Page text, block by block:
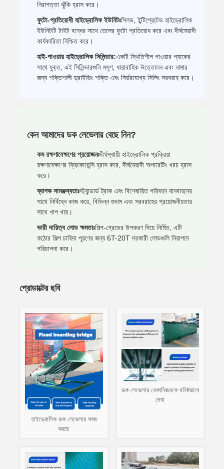
নিরাপত্তা ঝুঁকি হ্রাস করে।
ফুটো-প্রতিরোধী হাইড্রোলিক ইউনিটঃসিলড, ইন্টিগ্রেটেড হাইড্রোলিক
ইউনিটটি টাইট বন্ধের সাথে তেলের ফুটো প্রতিরোধ করে এবং দীর্ঘমেয়াদী
কার্যকারিতা নিশ্চিত করে।
হাই-পাওয়ার হাইড্রোলিক সিলিন্ডার:একটি স্থিতিশীল পাওয়ার প্যাকের
সাথে যুক্ত, এই সিলিন্ডারগুলি মসৃণ, ধারাবাহিক উত্তোলন এবং নামার
জন্য শক্তিশালী ড্রাইভিং শক্তি এবং নির্ভরযোগ্য সিলিং সরবরাহ করে।
কেন আমাদের ডক লেভেলার বেছে নিন?
কম রক্ষণাবেক্ষণের প্রয়োজনঃদীর্ঘস্থায়ী হাইড্রোলিক প্রক্রিয়া
রক্ষণাবেক্ষণের ফ্রিকোয়েন্সি হ্রাস করে, দীর্ঘমেয়াদী অপারেটিং খরচ হ্রাস
করে।
ব্যাপক সামঞ্জস্যতাঃস্ট্যান্ডার্ড ট্রাক এবং বিশেষায়িত পরিবহন যানবাহনের
সাথে নির্বিঘ্নে কাজ করে, বিভিন্ন গুদাম এবং সরবরাহের প্রয়োজনীয়তার
সাথে খাপ খায়।
ভারী দায়িত্ব লোড ক্ষমতাঃশিল্প-গ্রেডের উপকরণ দিয়ে নির্মিত, এটি
কঠোর শিল্প চাহিদা পূরণের জন্য 6T-20T দরকারী লোডগুলি নিরাপদে
পরিচালনা করে।
প্রোডাক্টের ছবি
হাইড্রোলিক ডক লেভেলার কাজ
করছে
ডক লেভেলার মেকানিজমকে ঘনিষ্ঠভাবে
দেখা